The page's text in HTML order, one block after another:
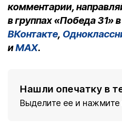
комментарии,
в группах «Победа 31»
ВКонтакте,
иMAX.
Нашли опечатку в
Выделите ее и нажмите